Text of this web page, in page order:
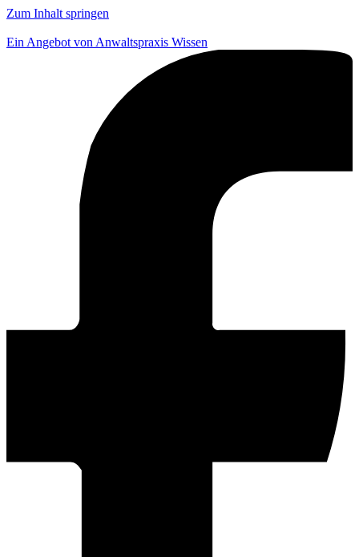
Zum Inhalt springen
Ein Angebot von Anwaltspraxis Wissen